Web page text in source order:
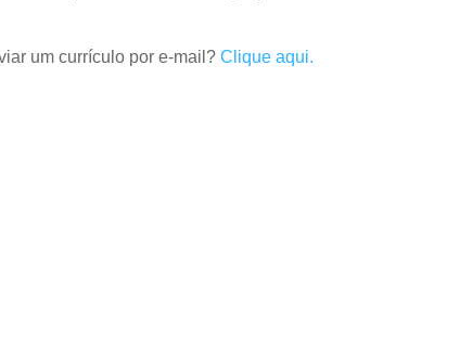
um currículo por e-mail? Clique aqui.